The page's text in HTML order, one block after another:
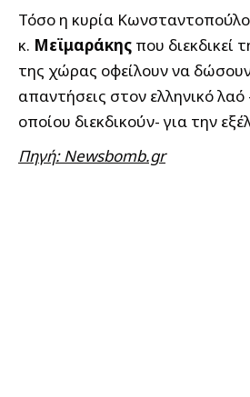
Τόσο η κυρία
κ. Μεϊμαράκης που διεκδικεί
της χώρας οφείλουν να δώσουν
απαντήσεις στον ελληνικό
οποίου διεκδικούν- για την
Πηγή: Newsbomb.gr